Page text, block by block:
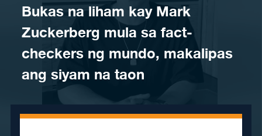
Bukas na liham kay Mark
Zuckerberg mula sa fact-
checkers ng mundo, makalipas
ang siyam na taon